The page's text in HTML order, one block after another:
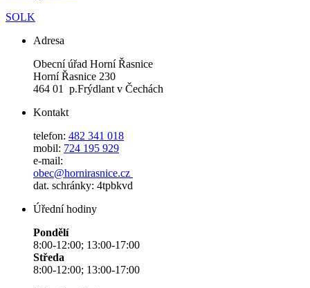
SOLK
Adresa
Obecní úřad Horní Řasnice
Horní Řasnice 230
464 01 p.Frýdlant v Čechách
Kontakt
telefon: 482 341 018
mobil: 724 195 929
e-mail:
obec@hornirasnice.cz
dat. schránky: 4tpbkvd
Úřední hodiny
Pondělí
8:00-12:00; 13:00-17:00
Středa
8:00-12:00; 13:00-17:00